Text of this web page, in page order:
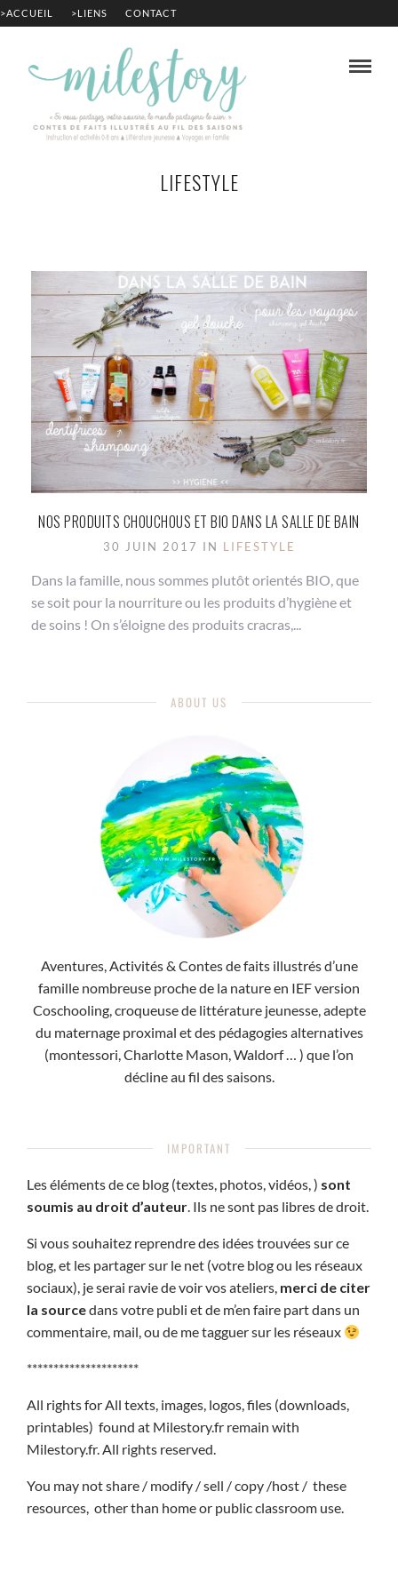
>ACCUEIL >LIENS CONTACT
LIFESTYLE
NOS PRODUITS CHOUCHOUS ET BIO DANS LA SALLE DE BAIN
30 JUIN 2017 IN LIFESTYLE
Dans la famille, nous sommes plutôt orientés BIO, que
se soit pour la nourriture ou les produits d’hygiène et
de soins ! On s’éloigne des produits cracras,...
ABOUT US
Aventures, Activités & Contes de faits illustrés d’une
famille nombreuse proche de la nature en IEF version
Coschooling, croqueuse de littérature jeunesse, adepte
du maternage proximal et des pédagogies alternatives
(montessori, Charlotte Mason, Waldorf … ) que l’on
décline au fil des saisons.
IMPORTANT
Les éléments de ce blog (textes, photos, vidéos, ) sont
soumis au droit d’auteur. Ils ne sont pas libres de droit.
Si vous souhaitez reprendre des idées trouvées sur ce
blog, et les partager sur le net (votre blog ou les réseaux
sociaux), je serai ravie de voir vos ateliers, merci de citer
la sourcedans votre publi et de m’en faire part dans un
commentaire, mail, ou de me tagguer sur les réseaux
*********************
All rights for All texts, images, logos, files (downloads,
printables) found at Milestory.fr remain with
Milestory.fr. All rights reserved.
You may not share / modify / sell / copy /host / these
resources, other than home or public classroom use.